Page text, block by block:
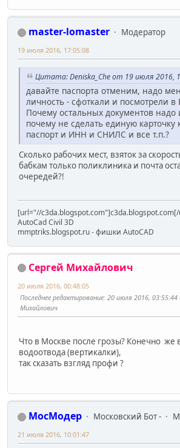
master-lomaster
Модератор
19 июля 2016, 17:05:08
Цитата: Deniska_Che от 19 июля 2016,
давайте паспорта отменим, надо
личность - сфоткали и посмотрели в
Почему остальных документов надо
почему не сделать единую карточку
паспорт и ИНН и СНИЛС и все т.п.?
Сколько рабочих мест, взяток за
бабкам только поликлиника и почта
очередей?!
[url="//
AutoCad Civil 3D
mmptriks.blogspot.ru - фишки AutoCAD
Сергей Михайлович
20 июля 2016, 00:48:05
Последнее редактирование: 20 июля 2016, 03:55:44
Михайлович
Что в Москве после грозы? Конечно же
водоотвода (вертикалки),
так сказать взгляд профи ?
МосМодер Московский Бот -
21 июля 2016, 10:01:47